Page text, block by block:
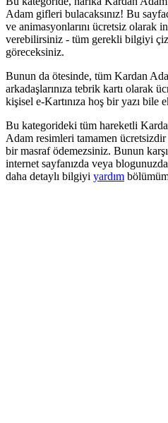
Adam gifleri bulacaksınız! Bu
ve animasyonlarını ücretsiz olarak
verebilirsiniz - tüm gerekli bilgiyi
göreceksiniz.
Bunun da ötesinde, tüm Kardan
arkadaşlarınıza tebrik kartı olarak
kişisel e-Kartınıza hoş bir yazı bile
Bu kategorideki tüm hareketli
Adam resimleri tamamen
bir masraf ödemezsiniz. Bunun
internet sayfanızda veya blogunuzda
daha detaylı bilgiyi yardım